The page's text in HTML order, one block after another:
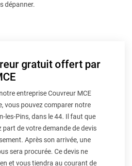
dépanner.
gratuit offert par
entreprise Couvreur MCE
vous pouvez comparer notre
les-Pins, dans le 44. Il faut que
part de votre demande de devis
Après son arrivée, une
sera procurée. Ce devis ne
et vous tiendra au courant de